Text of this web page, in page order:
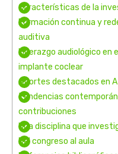
Características de la
Formación continua y
auditiva
Liderazgo audiológico en
implante coclear
Aportes destacados en
Tendencias
contribuciones
Una disciplina que
Del congreso al aula